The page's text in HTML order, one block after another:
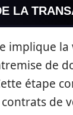
LA
implique
de
étape
de